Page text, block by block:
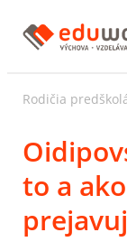
Rodičia
to a